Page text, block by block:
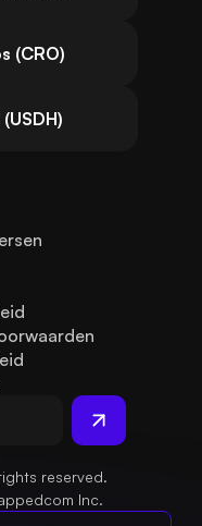
(CRO)
reserved.
Inc.